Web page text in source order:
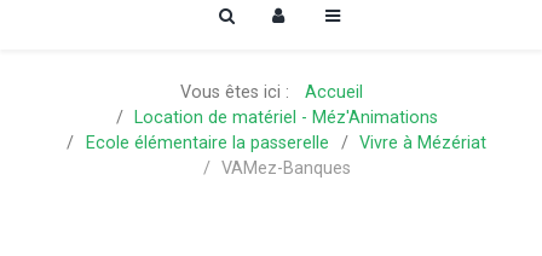
Vous êtes ici :
Accueil
Location de matériel - Méz'Animations
Ecole élémentaire la passerelle
Vivre à Mézériat
VAMez-Banques